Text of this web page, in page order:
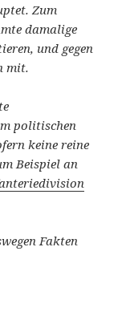
Zum
damalige
und gegen
mit.
politischen
keine reine
Beispiel an
Fakten